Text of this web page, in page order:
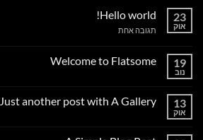
23
אוק
Hello world!
תגובה אחתעל
19
נוב
Welcome to Flatsome
Welcome
13
אוק
Just another post with A Gallery